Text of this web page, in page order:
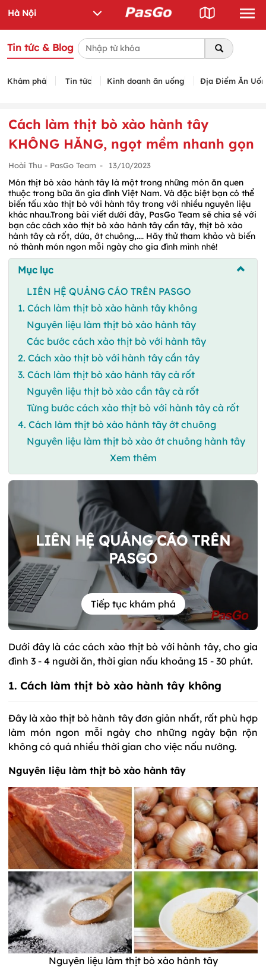
Tin tức & Blog
Khám phá Tin tức Kinh doanh ăn uống Địa Điểm Ăn
Cách làm thịt bò xào hành tây
KHÔNG HĂNG, ngọt mềm nhanh gọn
Hoài Thu - PasGo Team - 13/10/2023
Món thịt bò xào hành tây là một trong những món ăn quen
thuộc trong bữa ăn gia đình Việt Nam. Và đặc biệt bạn có thể
biến tấu xào thịt bò với hành tây trong với nhiều nguyên liệu
khác nhau.Trong bài viết dưới đây, PasGo Team sẽ chia sẻ với
bạn các cách xào thịt bò xào hành tây cần tây, thịt bò xào
hành tây cà rốt, dứa, ớt chuông,.... Hãy thử tham khảo và biến
nó thành món ngon mỗi ngày cho gia đình mình nhé!
Mục lục
LIÊN HỆ QUẢNG CÁO TRÊN PASGO
1. Cách làm thịt bò xào hành tây không
Nguyên liệu làm thịt bò xào hành tây
Các bước cách xào thịt bò với hành tây
2. Cách xào thịt bò với hành tây cần tây
3. Cách làm thịt bò xào hành tây cà rốt
Nguyên liệu thịt bò xào cần tây cà rốt
Từng bước cách xào thịt bò với hành tây cà rốt
4. Cách làm thịt bò xào hành tây ớt chuông
Nguyên liệu làm thịt bò xào ớt chuông hành tây
Xem thêm
LIÊN HỆ QUẢNG CÁO TRÊN
PASGO
Tiếp tục khám phá
Dưới đây là các cách xào thịt bò với hành tây, cho gia
đình 3 - 4 người ăn, thời gian nấu khoảng 15 - 30 phút.
1. Cách làm thịt bò xào hành tây không
Đây là xào thịt bò hành tây đơn giản nhất, rất phù hợp
làm món ngon mỗi ngày cho những ngày bận rộn
không có quá nhiều thời gian cho việc nấu nướng.
Nguyên liệu làm thịt bò xào hành tây
Nguyên liệu làm thịt bò xào hành tây